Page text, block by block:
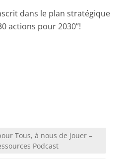
dans le plan stratégique
actions pour 2030”!
Tous, à nous de jouer –
Podcast